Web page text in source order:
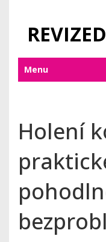
Menu
Holení